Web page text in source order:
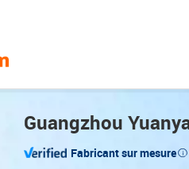
Guangzhou
Fabricant sur mesure